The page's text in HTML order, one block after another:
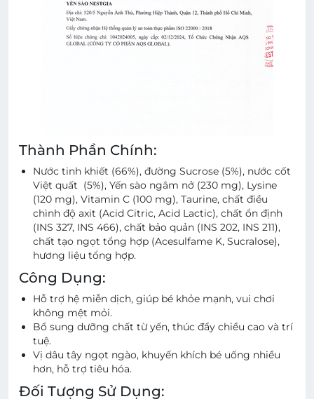
Thành Phần Chính:
Nước tinh khiết (66%), đường Sucrose (5%), nước cốt
Việt quất (5%), Yến sào ngâm nở (230 mg), Lysine
(120 mg), Vitamin C (100 mg), Taurine, chất điều
chình độ axit (Acid Citric, Acid Lactic), chất ổn định
(INS 327, INS 466), chất bảo quản (INS 202, INS 211),
chất tạo ngọt tổng hợp (Acesulfame K, Sucralose),
hương liệu tổng hợp.
Công Dụng:
Hỗ trợ hệ miễn dịch, giúp bé khỏe mạnh, vui chơi
không mệt mỏi.
Bổ sung dưỡng chất từ yến, thúc đẩy chiều cao và trí
tuệ.
Vị dâu tây ngọt ngào, khuyến khích bé uống nhiều
hơn, hỗ trợ tiêu hóa.
Đối Tượng Sử Dụng: